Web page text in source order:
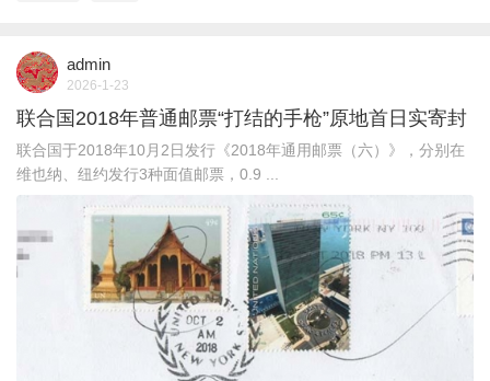
admin
2026-1-23
联合国2018年普通邮票“打结的手枪”原地首日实寄封
联合国于2018年10月2日发行《2018年通用邮票（六）》，分别在
维也纳、纽约发行3种面值邮票，0.9 ...